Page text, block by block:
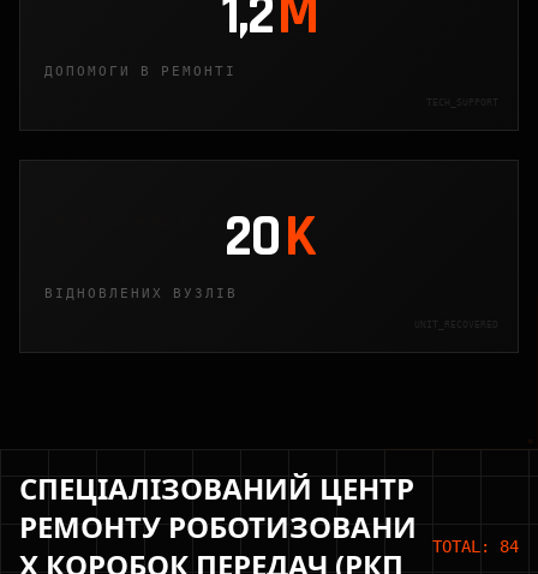
TX_DATA_RECOVERY_PROTOCOL_88.04_ACK_LOADED
1,2M
ДОПОМОГИ В РЕМОНТІ
TECH_SUPPORT
20K
ВІДНОВЛЕНИХ ВУЗЛІВ
UNIT_RECOVERED
СПЕЦІАЛІЗОВАНИЙ ЦЕНТР
РЕМОНТУ РОБОТИЗОВАНИ
Х КОРОБОК ПЕРЕДАЧ (РКП
TOTAL: 84